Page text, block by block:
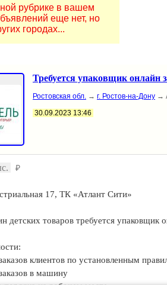
рубрике в вашем
еще нет, но
городах...
Требуется упаковщик онлайн
Ростовская обл. → г. Ростов-на-Дону →
30.09.2023 13:46
₽
17, ТК «Атлант Сити»
детских товаров требуется упаковщик
клиентов по установленным
в машину